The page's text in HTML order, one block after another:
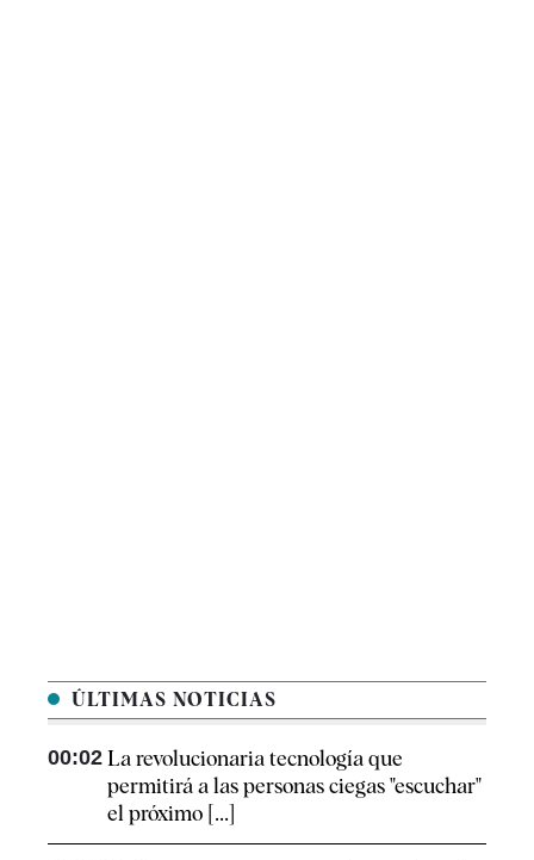
ÚLTIMAS NOTICIAS
00:02 La revolucionaria tecnología que
permitirá a las personas ciegas "escuchar"
el próximo [...]